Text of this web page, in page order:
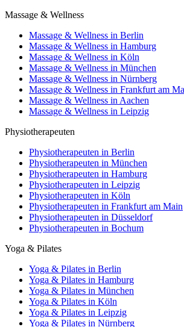
Massage & Wellness
Massage & Wellness in Berlin
Massage & Wellness in Hamburg
Massage & Wellness in Köln
Massage & Wellness in München
Massage & Wellness in Nürnberg
Massage & Wellness in Frankfurt am
Massage & Wellness in Aachen
Massage & Wellness in Leipzig
Physiotherapeuten
Physiotherapeuten in Berlin
Physiotherapeuten in München
Physiotherapeuten in Hamburg
Physiotherapeuten in Leipzig
Physiotherapeuten in Köln
Physiotherapeuten in Frankfurt am Main
Physiotherapeuten in Düsseldorf
Physiotherapeuten in Bochum
Yoga & Pilates
Yoga & Pilates in Berlin
Yoga & Pilates in Hamburg
Yoga & Pilates in München
Yoga & Pilates in Köln
Yoga & Pilates in Leipzig
Yoga & Pilates in Nürnberg